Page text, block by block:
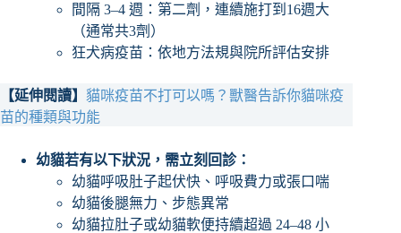
間隔 3–4 週：第二劑，連續施打到16週大
（通常共3劑）
狂犬病疫苗：依地方法規與院所評估安排
【延伸閱讀】 貓咪疫苗不打可以嗎？獸醫告訴你貓咪疫
苗的種類與功能
幼貓若有以下狀況，需立刻回診：
幼貓呼吸肚子起伏快、呼吸費力或張口喘
幼貓後腿無力、步態異常
幼貓拉肚子或幼貓軟便持續超過 24–48 小